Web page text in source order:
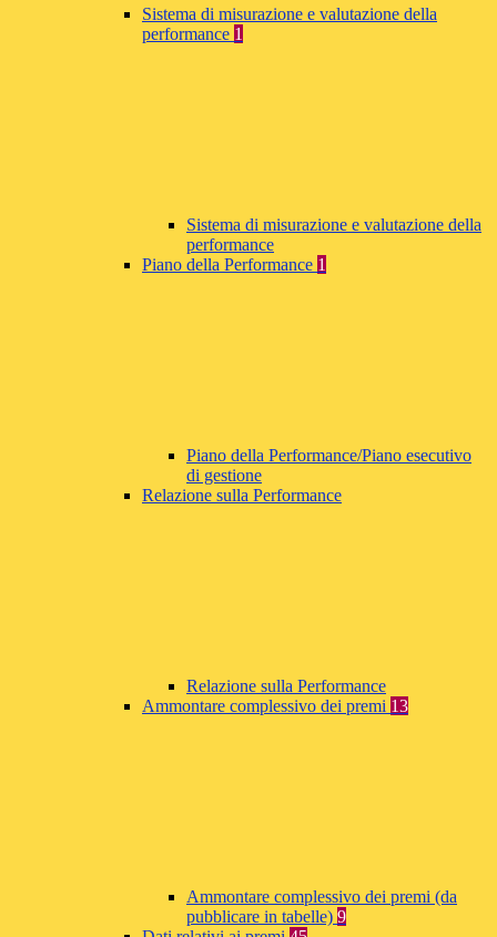
Sistema di misurazione e valutazione della
performance 1
Sistema di misurazione e valutazione della
performance
Piano della Performance 1
Piano della Performance/Piano esecutivo
di gestione
Relazione sulla Performance
Relazione sulla Performance
Ammontare complessivo dei premi 13
Ammontare complessivo dei premi (da
pubblicare in tabelle) 9